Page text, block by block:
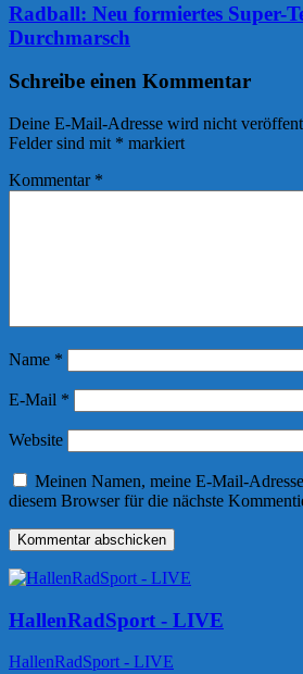
Radball: Neu formiertes Super-
Durchmarsch
Schreibe einen Kommentar
Deine E-Mail-Adresse wird nicht
Felder sind mit * markiert
Kommentar *
Name *
E-Mail *
Website
Meinen Namen, meine E-Mail-
diesem Browser für die nächste
HallenRadSport - LIVE
HallenRadSport - LIVE